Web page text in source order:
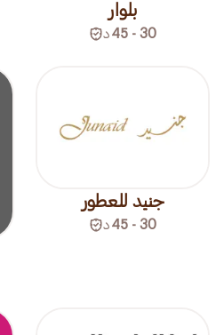
بلوار
30 - 45 د
جنيد للعطور
30 - 45 د